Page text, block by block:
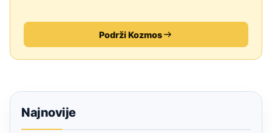
Podrži Kozmos
Najnovije